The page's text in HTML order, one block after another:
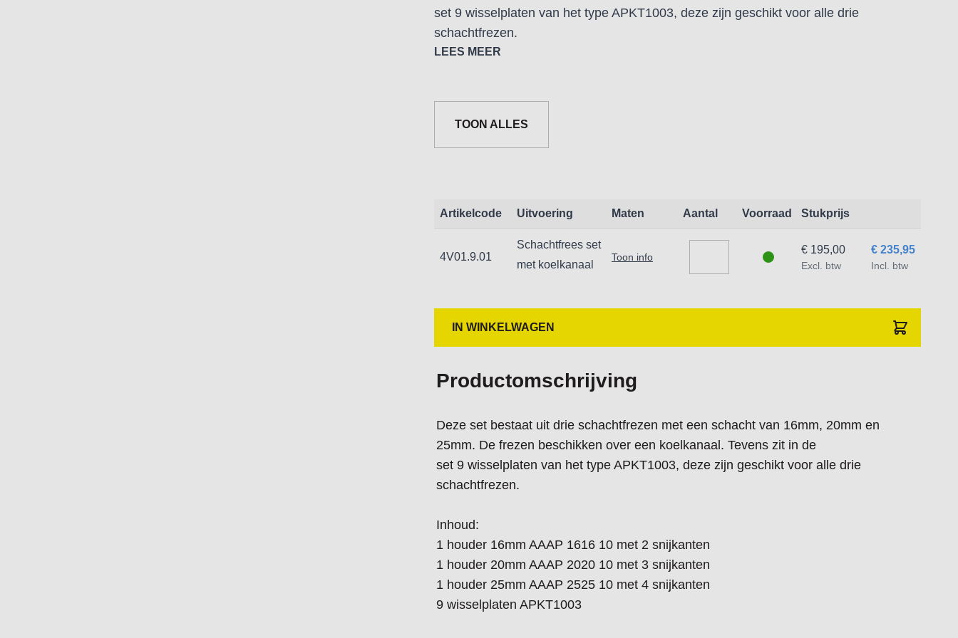
set 9 wisselplaten van het type APKT1003, deze zijn geschikt voor alle drie
schachtfrezen.
1 houder 25mm AAAP 2525 10 met 4 snijkanten
9 wisselplaten APKT1003
LEES MEER
TOON ALLES
Artikelcode Uitvoering Maten Aantal Voorraad Stukprijs
4V01.9.01
Schachtfrees set
met koelkanaal
Toon info
€ 235,95
Incl. btw
€ 195,00
Excl. btw
IN WINKELWAGEN
Productomschrijving
Deze set bestaat uit drie schachtfrezen met een schacht van 16mm, 20mm en
25mm. De frezen beschikken over een koelkanaal. Tevens zit in de
set 9 wisselplaten van het type APKT1003, deze zijn geschikt voor alle drie
schachtfrezen.
Inhoud:
1 houder 16mm AAAP 1616 10 met 2 snijkanten
1 houder 20mm AAAP 2020 10 met 3 snijkanten
1 houder 25mm AAAP 2525 10 met 4 snijkanten
9 wisselplaten APKT1003